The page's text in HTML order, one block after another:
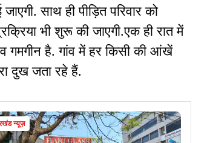
साथ ही पीड़ित परिवार को
भी शुरू की जाएगी.एक ही रात में
गमगीन है. गांव में हर किसी की आंखें
दुख जता रहे हैं.
न्यूज़